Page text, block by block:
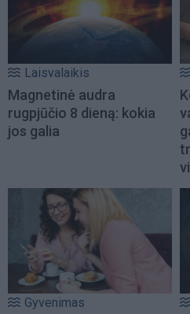
Laisvalaikis
Magnetinė audra
rugpjūčio 8 dieną: kokia
jos galia
Gyvenimas